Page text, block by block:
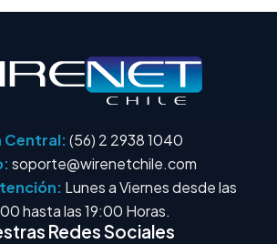
Central:(56) 2 2938 1040
soporte@wirenetchile.com
Lunes a Viernes desde las
hasta las 19:00 Horas.
Redes Sociales